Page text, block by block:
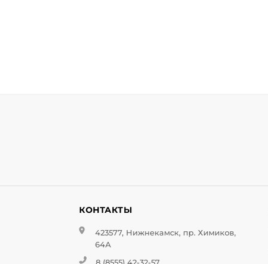
КОНТАКТЫ
423577, Нижнекамск, пр. Химиков,
64А